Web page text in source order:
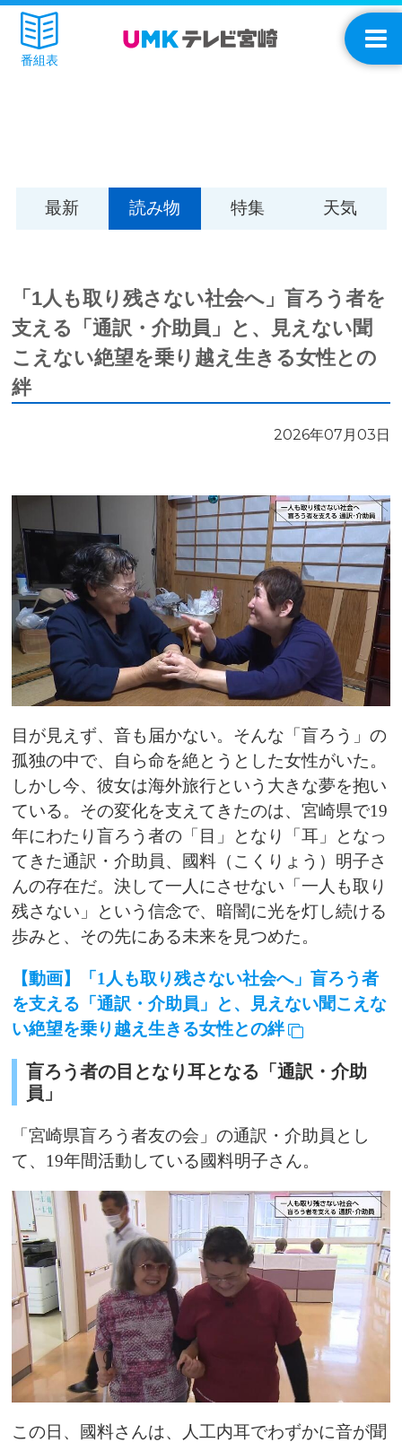
番組表
最新 読み物 特集 天気
「1人も取り残さない社会へ」盲ろう者を
支える「通訳・介助員」と、見えない聞
こえない絶望を乗り越え生きる女性との
絆
2026年07月03日
目が見えず、音も届かない。そんな「盲ろう」の
孤独の中で、自ら命を絶とうとした女性がいた。
しかし今、彼女は海外旅行という大きな夢を抱い
ている。その変化を支えてきたのは、宮崎県で19
年にわたり盲ろう者の「目」となり「耳」となっ
てきた通訳・介助員、國料（こくりょう）明子さ
んの存在だ。決して一人にさせない「一人も取り
残さない」という信念で、暗闇に光を灯し続ける
歩みと、その先にある未来を見つめた。
【動画】「1人も取り残さない社会へ」盲ろう者
を支える「通訳・介助員」と、見えない聞こえな
い絶望を乗り越え生きる女性との絆
盲ろう者の目となり耳となる「通訳・介助
員」
「宮崎県盲ろう者友の会」の通訳・介助員とし
て、19年間活動している國料明子さん。
この日、國料さんは、人工内耳でわずかに音が聞